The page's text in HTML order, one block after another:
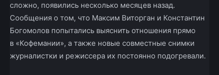
сложно, появились несколько месяцев назад.
Сообщения о том, что Максим Виторган и Константин
Богомолов попытались выяснить отношения прямо
в «Кофемании», а также новые совместные снимки
журналистки и режиссера их постоянно подогревали.